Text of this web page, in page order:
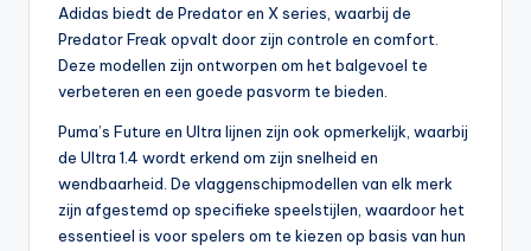
Adidas biedt de Predator en X series, waarbij de
Predator Freak opvalt door zijn controle en comfort.
Deze modellen zijn ontworpen om het balgevoel te
verbeteren en een goede pasvorm te bieden.
Puma’s Future en Ultra lijnen zijn ook opmerkelijk, waarbij
de Ultra 1.4 wordt erkend om zijn snelheid en
wendbaarheid. De vlaggenschipmodellen van elk merk
zijn afgestemd op specifieke speelstijlen, waardoor het
essentieel is voor spelers om te kiezen op basis van hun